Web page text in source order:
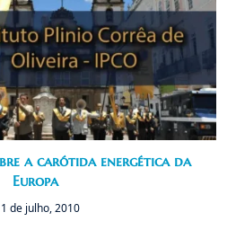
a carótida energética da
Europa
de julho, 2010